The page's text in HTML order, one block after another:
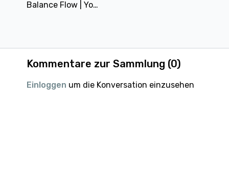
Balance Flow | Yoga Karten Flow | mit Matthäa | 29 Min
Kommentare zur Sammlung (0)
Einloggen um die Konversation einzusehen